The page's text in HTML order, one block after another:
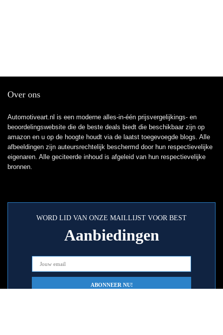
Over ons
Automotiveart.nl is een moderne alles-in-één prijsvergelijkings- en
beoordelingswebsite die de beste deals biedt die beschikbaar zijn op
amazon en u op de hoogte houdt via de laatst toegevoegde blogs. Alle
afbeeldingen zijn auteursrechtelijk beschermd door hun respectievelijke
eigenaren. Alle geciteerde inhoud is afgeleid van hun respectievelijke
bronnen.
WORD LID VAN ONZE MAILLIJST VOOR BEST
Aanbiedingen